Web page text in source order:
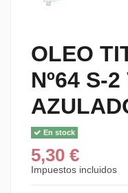
OLEO
Nº64 S-
En stock
5,30 €
Impuestos incluidos